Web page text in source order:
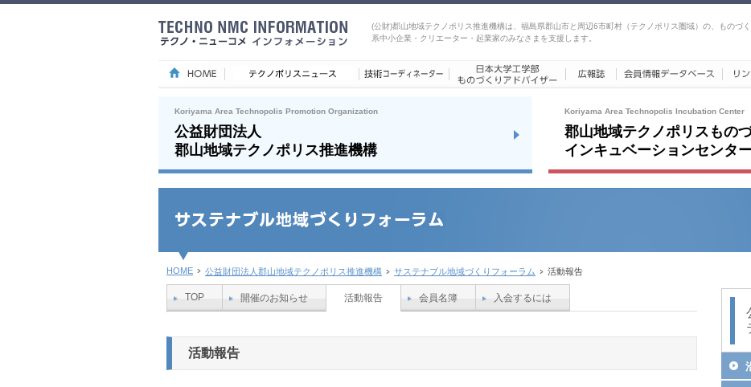
(公財)郡山地域テクノポリス推進機構は、福島県郡山市と周辺6市町村（テクノポリス圏域）の、ものづく
系中小企業・クリエーター・起業家のみなさまを支援します。
Koriyama Area Technopolis Promotion Organization
公益財団法人
郡山地域テクノポリス推進機構
Koriyama Area Technopolis Incubation Center
郡山地域テクノポリスもの
インキュベーションセンタ
HOME 公益財団法人郡山地域テクノポリス推進機構 サステナブル地域づくりフォーラム 活動報告
TOP 開催のお知らせ 活動報告 会員名簿 入会するには
活動報告